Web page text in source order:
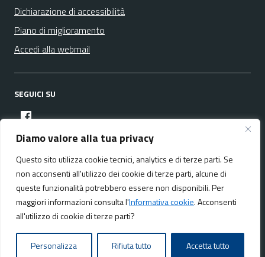
Diamo valore alla tua privacy
Questo sito utilizza cookie tecnici, analytics e di terze parti. Se
non acconsenti all'utilizzo dei cookie di terze parti, alcune di
queste funzionalità potrebbero essere non disponibili. Per
maggiori informazioni consulta l'Informativa cookie. Acconsenti
all'utilizzo di cookie di terze parti?
Personalizza Rifiuta tutto Accetta tutto
Dichiarazione di accessibilità
Piano di miglioramento
Accedi alla webmail
SEGUICI SU
facebook
Media policy Mappa del sito
Realizzato da:NeMeA Sistemi Srl